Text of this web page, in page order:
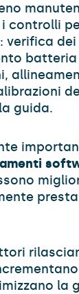
controlli
verifica
batteria
guida.
la